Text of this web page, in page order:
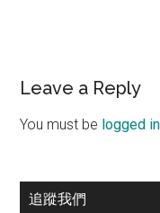
Reader
Leave a Reply
You must be logged in
Primary
追蹤我們